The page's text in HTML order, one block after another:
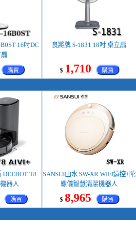
16吋DC
購買
良將牌 S-1831 18吋 桌立扇
$ 1,710 購買
DEEBOT T8
器人
購買
SANSUI山水 SW-XR WIFI遠控+陀
螺儀智慧清潔機器人
$ 8,965 購買